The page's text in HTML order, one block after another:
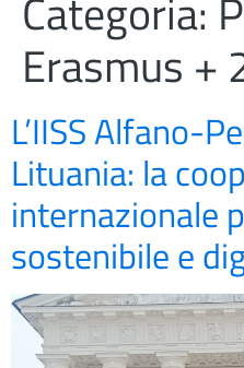
Categoria:
Erasmus +
L’IISS Alfano-
Lituania: la
internazionale
sostenibile e